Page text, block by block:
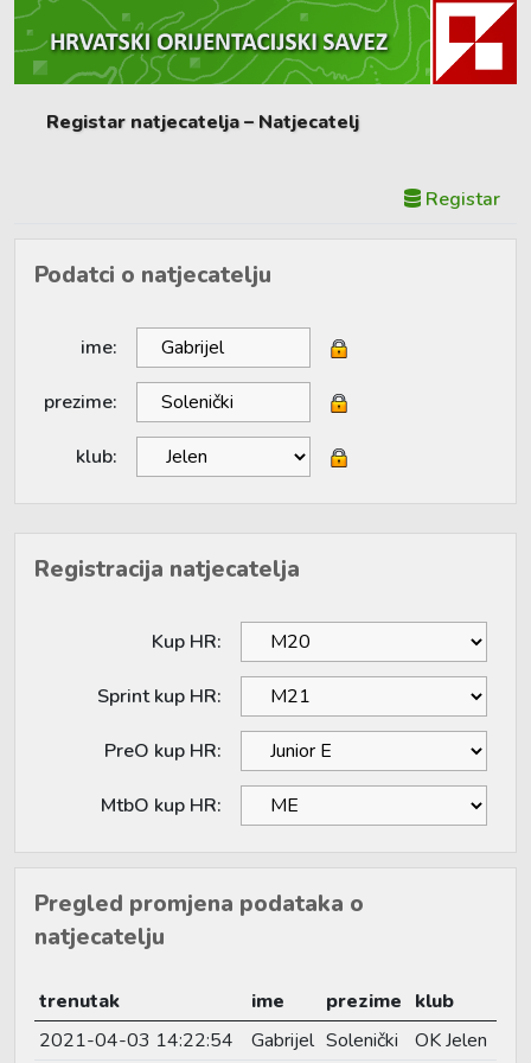
Registar natjecatelja – Natjecatelj
Registar
Podatci o natjecatelju
ime:
prezime:
klub:
Registracija natjecatelja
Kup HR:
Sprint kup HR:
PreO kup HR:
MtbO kup HR:
Pregled promjena podataka o
natjecatelju
trenutak ime prezime klub
2021-04-03 14:22:54
Gabrijel Solenički OK Jelen